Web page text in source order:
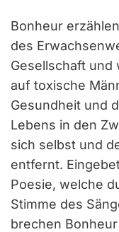
Bonheur
des
Gesellschaft und
auf toxische
Gesundheit und
Lebens in den
sich selbst und
entfernt.
Poesie, welche
Stimme des
brechen